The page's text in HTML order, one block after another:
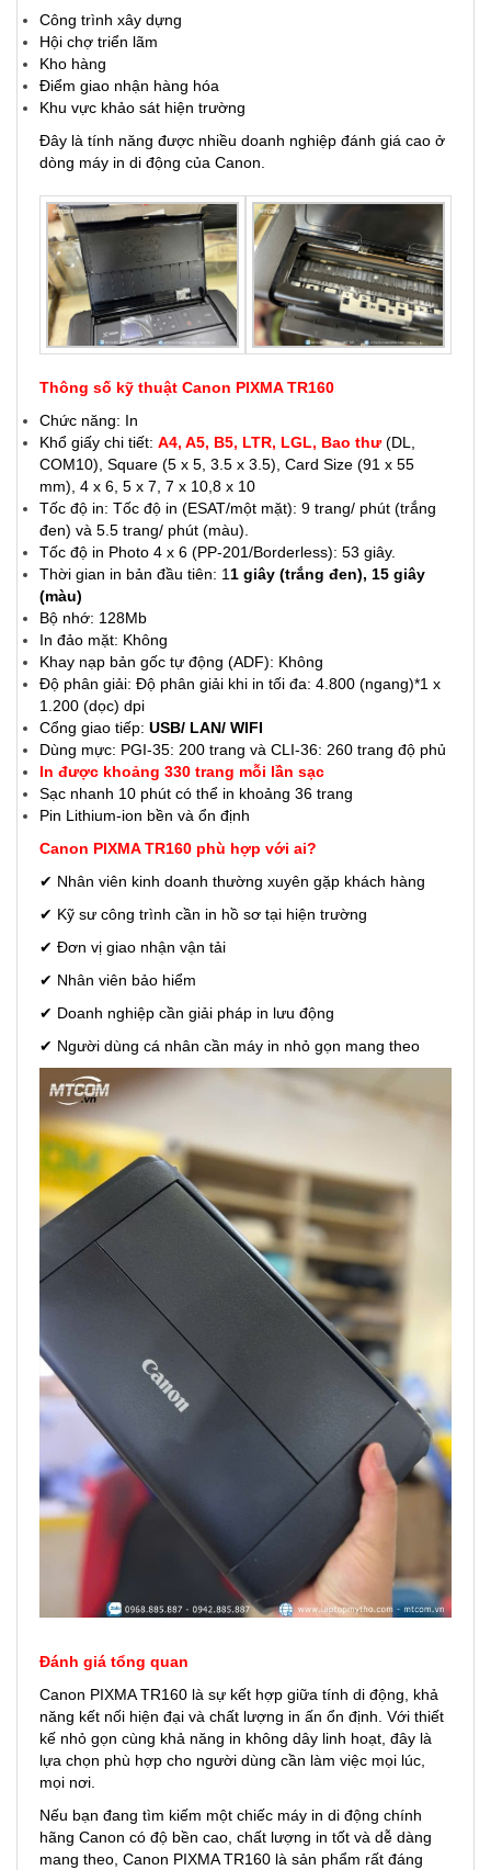
Công trình xây dựng
Hội chợ triển lãm
Kho hàng
Điểm giao nhận hàng hóa
Khu vực khảo sát hiện trường
Đây là tính năng được nhiều doanh nghiệp đánh giá cao ở
dòng máy in di động của Canon.
Thông số kỹ thuật Canon PIXMA TR160
Chức năng: In
Khổ giấy chi tiết: A4, A5, B5, LTR, LGL, Bao thư(DL,
COM10), Square (5 x 5, 3.5 x 3.5), Card Size (91 x 55
mm), 4 x 6, 5 x 7, 7 x 10,8 x 10
Tốc độ in: Tốc độ in (ESAT/một mặt): 9 trang/ phút (trắng
đen) và 5.5 trang/ phút (màu).
Tốc độ in Photo 4 x 6 (PP-201/Borderless): 53 giây.
Thời gian in bản đầu tiên: 1 1 giây (trắng đen), 15 giây
(màu)
Bộ nhớ: 128Mb
In đảo mặt: Không
Khay nạp bản gốc tự động (ADF): Không
Độ phân giải: Độ phân giải khi in tối đa: 4.800 (ngang)*1 x
1.200 (dọc) dpi
Cổng giao tiếp: USB/ LAN/ WIFI
Dùng mực: PGI-35: 200 trang và CLI-36: 260 trang độ phủ
In được khoảng 330 trang mỗi lần sạc
Sạc nhanh 10 phút có thể in khoảng 36 trang
Pin Lithium-ion bền và ổn định
Canon PIXMA TR160 phù hợp với ai?
✔ Nhân viên kinh doanh thường xuyên gặp khách hàng
✔ Kỹ sư công trình cần in hồ sơ tại hiện trường
✔ Đơn vị giao nhận vận tải
✔ Nhân viên bảo hiểm
✔ Doanh nghiệp cần giải pháp in lưu động
✔ Người dùng cá nhân cần máy in nhỏ gọn mang theo
Đánh giá tổng quan
Canon PIXMA TR160 là sự kết hợp giữa tính di động, khả
năng kết nối hiện đại và chất lượng in ấn ổn định. Với thiết
kế nhỏ gọn cùng khả năng in không dây linh hoạt, đây là
lựa chọn phù hợp cho người dùng cần làm việc mọi lúc,
mọi nơi.
Nếu bạn đang tìm kiếm một chiếc máy in di động chính
hãng Canon có độ bền cao, chất lượng in tốt và dễ dàng
mang theo, Canon PIXMA TR160 là sản phẩm rất đáng